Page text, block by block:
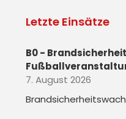
Letzte Einsätze
B0 -
7. August 2026